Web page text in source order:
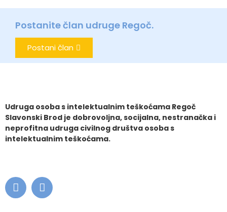
Postanite član udruge Regoč.
Postani član
Udruga osoba s intelektualnim teškoćama Regoč
Slavonski Brod je dobrovoljna, socijalna, nestranačka i
neprofitna udruga civilnog društva osoba s
intelektualnim teškoćama.